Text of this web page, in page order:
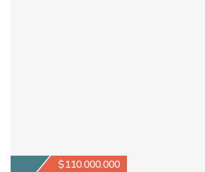
$110.000.000